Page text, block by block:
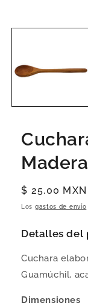
Precio
habitual
$ 25.00 MXN
Los gastos de envío
Detalles del
Cuchara
Guamúchil,
Dimensiones